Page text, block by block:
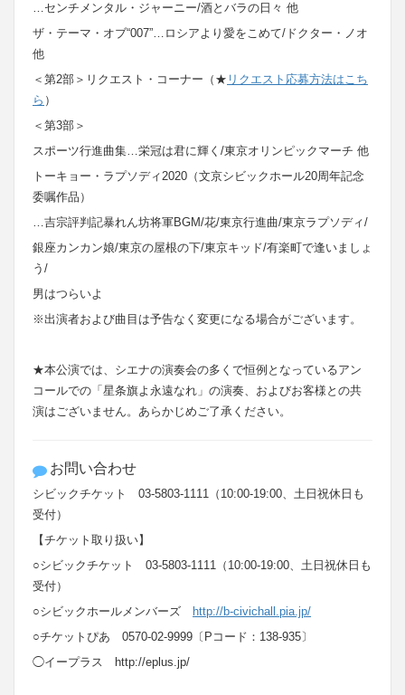
…センチメンタル・ジャーニー/酒とバラの日々 他
ザ・テーマ・オブ“007”…ロシアより愛をこめて/ドクター・ノオ
他
＜第2部＞リクエスト・コーナー（★ リクエスト応募方法はこち
ら ）
＜第3部＞
スポーツ行進曲集…栄冠は君に輝く/東京オリンピックマーチ 他
トーキョー・ラプソディ2020（文京シビックホール20周年記念
委嘱作品）
…吉宗評判記暴れん坊将軍BGM/花/東京行進曲/東京ラプソディ/
銀座カンカン娘/東京の屋根の下/東京キッド/有楽町で逢いましょ
う/
男はつらいよ
※出演者および曲目は予告なく変更になる場合がございます。
★本公演では、シエナの演奏会の多くで恒例となっているアン
コールでの「星条旗よ永遠なれ」の演奏、およびお客様との共
演はございません。あらかじめご了承ください。
お問い合わせ
シビックチケット 03-5803-1111（10:00-19:00、土日祝休日も
受付）
【チケット取り扱い】
○シビックチケット 03-5803-1111（10:00-19:00、土日祝休日も
受付）
○シビックホールメンバーズ
http://b-civichall.pia.jp/
○チケットぴあ 0570-02-9999〔Pコード：138-935〕
◯イープラス http://eplus.jp/